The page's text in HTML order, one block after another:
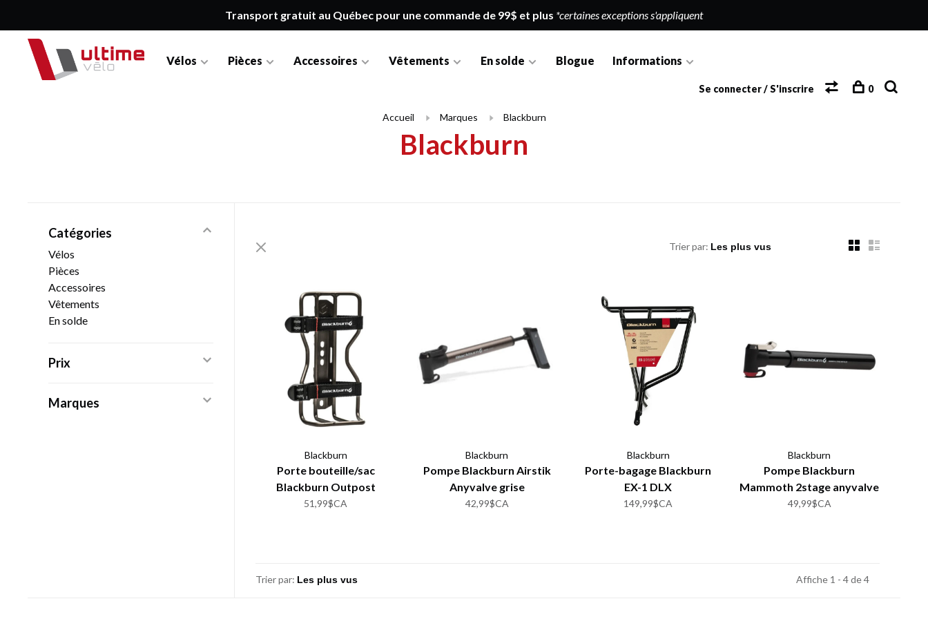
Transport gratuit au Québec pour une commande de 99$ et plus *certaines exceptions s'appliquent
Vélos Pièces Accessoires Vêtements En solde Blogue Informations
Se connecter / S'inscrire 0
Accueil Marques Blackburn
Blackburn
Catégories
Vélos
Pièces
Accessoires
Vêtements
En solde
Prix
Marques
Trier par:
Blackburn
Porte bouteille/sac
Blackburn Outpost
51,99$CA
Blackburn
Pompe Blackburn Airstik
Anyvalve grise
42,99$CA
Blackburn
Porte-bagage Blackburn
EX-1 DLX
149,99$CA
Blackburn
Pompe Blackburn
Mammoth 2stage anyvalve
noire
49,99$CA
Trier par: Affiche 1 - 4 de 4